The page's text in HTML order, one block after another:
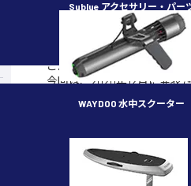
Sublue アクセサリー・パー
WAYDOO 水中スクーター
SHARE
LINEで送る
こんにちは、セキドの越村
今回は、2020年12月に発表
開始された DJI の最新業務用
ENTERPRISE ADVANCED（